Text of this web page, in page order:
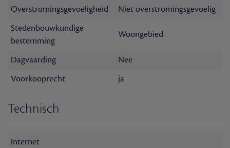
Overstromingsgevoeligheid
Niet overstromingsgevoelig
Stedenbouwkundige
bestemming
Woongebied
Dagvaarding
Nee
Voorkooprecht
ja
Technisch
Internet